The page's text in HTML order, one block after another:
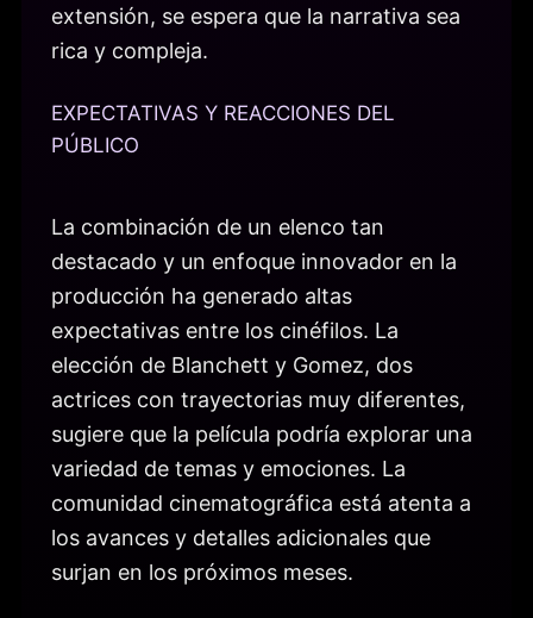
extensión, se espera que la narrativa sea
rica y compleja.
EXPECTATIVAS Y REACCIONES DEL
PÚBLICO
La combinación de un elenco tan
destacado y un enfoque innovador en la
producción ha generado altas
expectativas entre los cinéfilos. La
elección de Blanchett y Gomez, dos
actrices con trayectorias muy diferentes,
sugiere que la película podría explorar una
variedad de temas y emociones. La
comunidad cinematográfica está atenta a
los avances y detalles adicionales que
surjan en los próximos meses.